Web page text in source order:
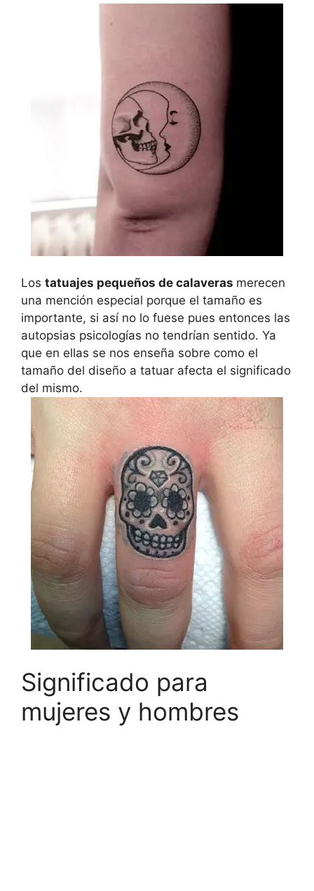
Los tatuajes pequeños de calaveras merecen
una mención especial porque el tamaño es
importante, si así no lo fuese pues entonces las
autopsias psicologías no tendrían sentido. Ya
que en ellas se nos enseña sobre como el
tamaño del diseño a tatuar afecta el significado
del mismo.
Significado para
mujeres y hombres